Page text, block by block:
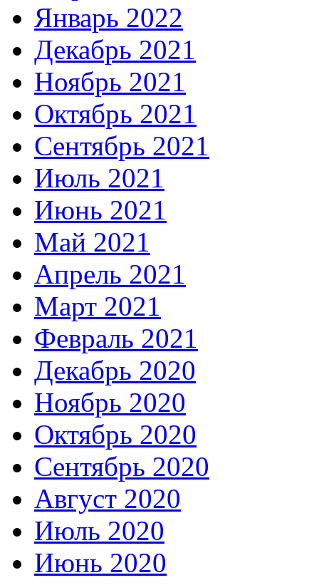
Январь 2022
Декабрь 2021
Ноябрь 2021
Октябрь 2021
Сентябрь 2021
Июль 2021
Июнь 2021
Май 2021
Апрель 2021
Март 2021
Февраль 2021
Декабрь 2020
Ноябрь 2020
Октябрь 2020
Сентябрь 2020
Август 2020
Июль 2020
Июнь 2020